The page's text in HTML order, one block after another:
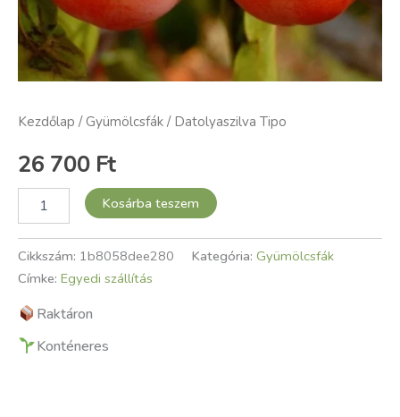
Kezdőlap /Gyümölcsfák / Datolyaszilva Tipo
26 700 Ft
Kosárba teszem
Cikkszám: 1b8058dee280 Kategória: Gyümölcsfák
Címke: Egyedi szállítás
Raktáron
Konténeres